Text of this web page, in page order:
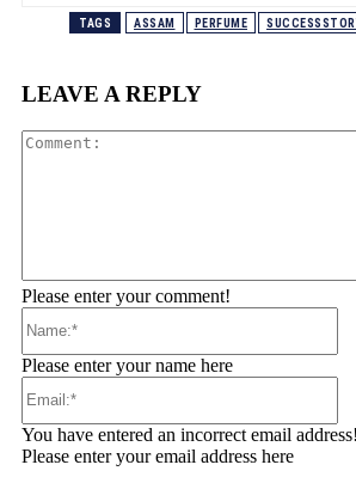
TAGS ASSAM PERFUME
LEAVE A REPLY
Please enter your comment!
Please enter your name here
You have entered an incorrect email address!
Please enter your email address here